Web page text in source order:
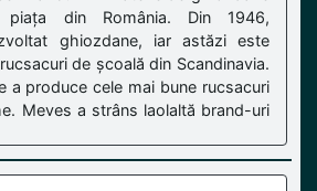
piața din România. Din 1946,
ghiozdane, iar astăzi este
de școală din Scandinavia.
a produce cele mai bune rucsacuri
Meves a strâns laolaltă brand-uri